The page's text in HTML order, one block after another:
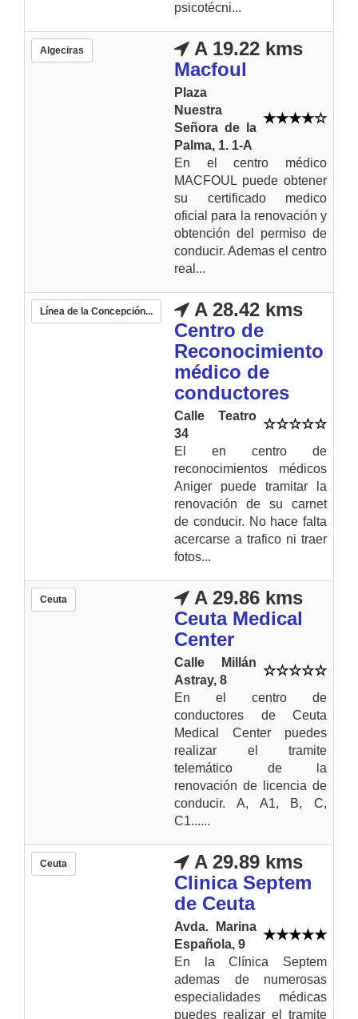
psicotécni...
Algeciras
A 19.22 kms
Macfoul
Plaza
Nuestra
Señora de la
Palma, 1. 1-A
En el centro médico
MACFOUL puede obtener
su certificado medico
oficial para la renovación y
obtención del permiso de
conducir. Ademas el centro
real...
Línea de la Concepción...
A 28.42 kms
Centro de
Reconocimiento
médico de
conductores
Calle Teatro
34
El en centro de
reconocimientos médicos
Aniger puede tramitar la
renovación de su carnet
de conducir. No hace falta
acercarse a trafico ni traer
fotos...
Ceuta
A 29.86 kms
Ceuta Medical
Center
Calle Millán
Astray, 8
En el centro de
conductores de Ceuta
Medical Center puedes
realizar el tramite
telemático de la
renovación de licencia de
conducir. A, A1, B, C,
C1......
Ceuta
A 29.89 kms
Clinica Septem
de Ceuta
Avda. Marina
Española, 9
En la Clínica Septem
ademas de numerosas
especialidades médicas
puedes realizar el tramite